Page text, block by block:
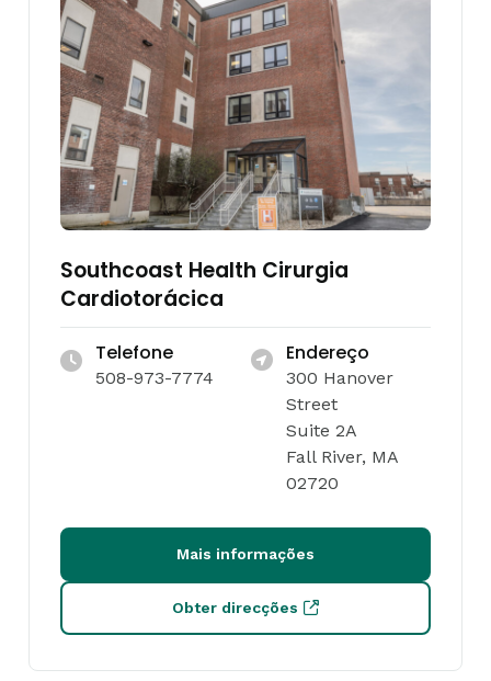
Southcoast Health Cirurgia
Cardiotorácica
Telefone
508-973-7774
Endereço
300 Hanover
Street
Suite 2A
Fall River, MA
02720
Mais informações
Obter direcções